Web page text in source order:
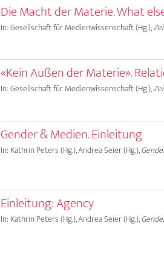
Die Macht der Materie. What
In: Gesellschaft für Medienwissenschaft (Hg.),
«Kein Außen der Materie».
In: Gesellschaft für Medienwissenschaft (Hg.),
Gender & Medien. Einleitung
In: Kathrin Peters (Hg.), Andrea Seier (Hg.),
Einleitung: Agency
In: Kathrin Peters (Hg.), Andrea Seier (Hg.),